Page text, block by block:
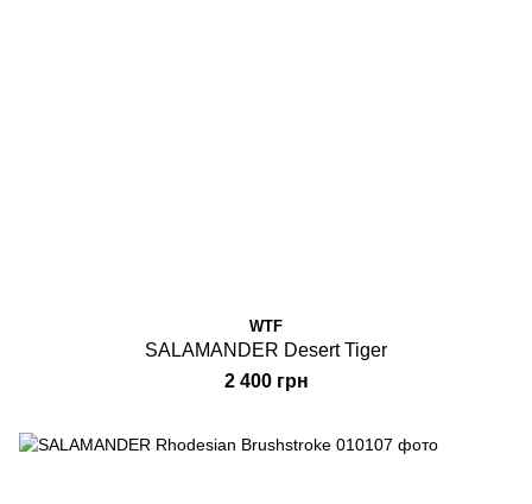
WTF
SALAMANDER Desert Tiger
2 400 грн